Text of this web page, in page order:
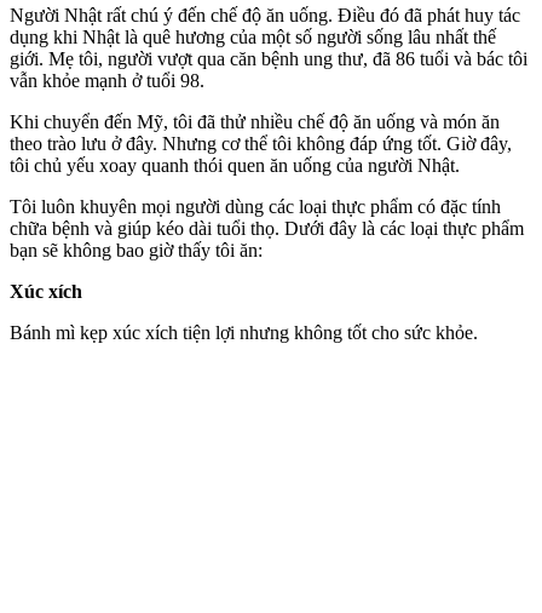
Người Nhật rất chú ý đến chế độ ăn uống. Điều đó đã phát huy tác
dụng khi Nhật là quê hương của một số người sống lâu nhất thế
giới. Mẹ tôi, người vượt qua căn bệnh ung thư, đã 86 tuổi và bác tôi
vẫn khỏe mạnh ở tuổi 98.
Khi chuyển đến Mỹ, tôi đã thử nhiều chế độ ăn uống và món ăn
theo trào lưu ở đây. Nhưng c‌ơ th‌ể tôi không đáp ứng tốt. Giờ đây,
tôi chủ yếu xoay quanh thói quen ăn uống của người Nhật.
Tôi luôn khuyên mọi người dùng các loại thực phẩm có đặc tính
chữa bệnh và giúp kéo dài tuổi thọ. Dưới đây là các loại thực phẩm
bạn sẽ không bao giờ thấy tôi ăn:
Xúc xích
Bánh mì kẹp xúc xích tiện lợi nhưng không tốt cho sức khỏe.